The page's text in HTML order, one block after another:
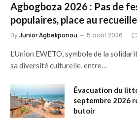
Agbogboza 2026 : Pas de
populaires, place au
ByJunior Agbekponou 5 août 2026
L’Union EWETO, symbole de la
sa diversité culturelle, entre…
Évacuation du
septembre 2026
butoir